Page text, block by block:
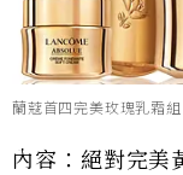
蘭蔻首四完美玫瑰乳霜
內容：絕對完美